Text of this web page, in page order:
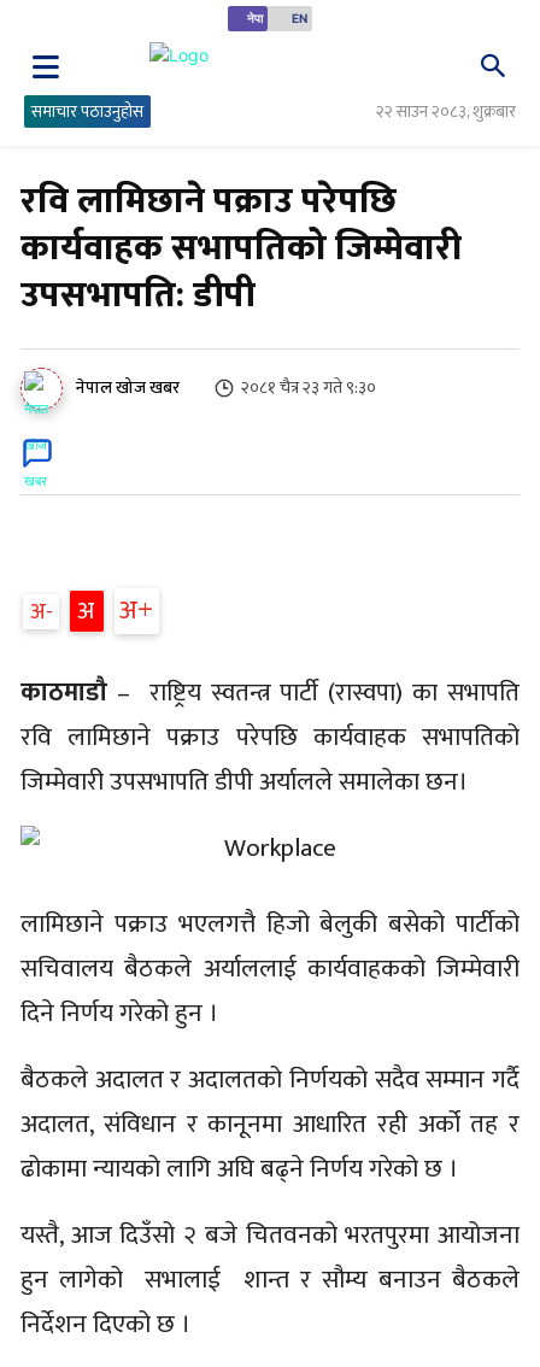
नेपा EN
समाचार पठाउनुहोस २२ साउन २०८३, शुक्रबार
रवि लामिछाने पक्राउ परेपछि
कार्यवाहक सभापतिको जिम्मेवारी
उपसभापति: डीपी
नेपाल खोज खबर २०८१ चैत्र २३ गते ९:३०
अ अ अ
काठमाडौ – राष्ट्रिय स्वतन्त्र पार्टी (रास्वपा) का सभापति
रवि लामिछाने पक्राउ परेपछि कार्यवाहक सभापतिको
जिम्मेवारी उपसभापति डीपी अर्यालले समालेका छन।
लामिछाने पक्राउ भएलगत्तै हिजो बेलुकी बसेको पार्टीको
सचिवालय बैठकले अर्याललाई कार्यवाहकको जिम्मेवारी
दिने निर्णय गरेको हुन ।
बैठकले अदालत र अदालतको निर्णयको सदैव सम्मान गर्दै
अदालत, संविधान र कानूनमा आधारित रही अर्को तह र
ढोकामा न्यायको लागि अघि बढ्ने निर्णय गरेको छ ।
यस्तै, आज दिउँसो २ बजे चितवनको भरतपुरमा आयोजना
हुन लागेको सभालाई शान्त र सौम्य बनाउन बैठकले
निर्देशन दिएको छ ।